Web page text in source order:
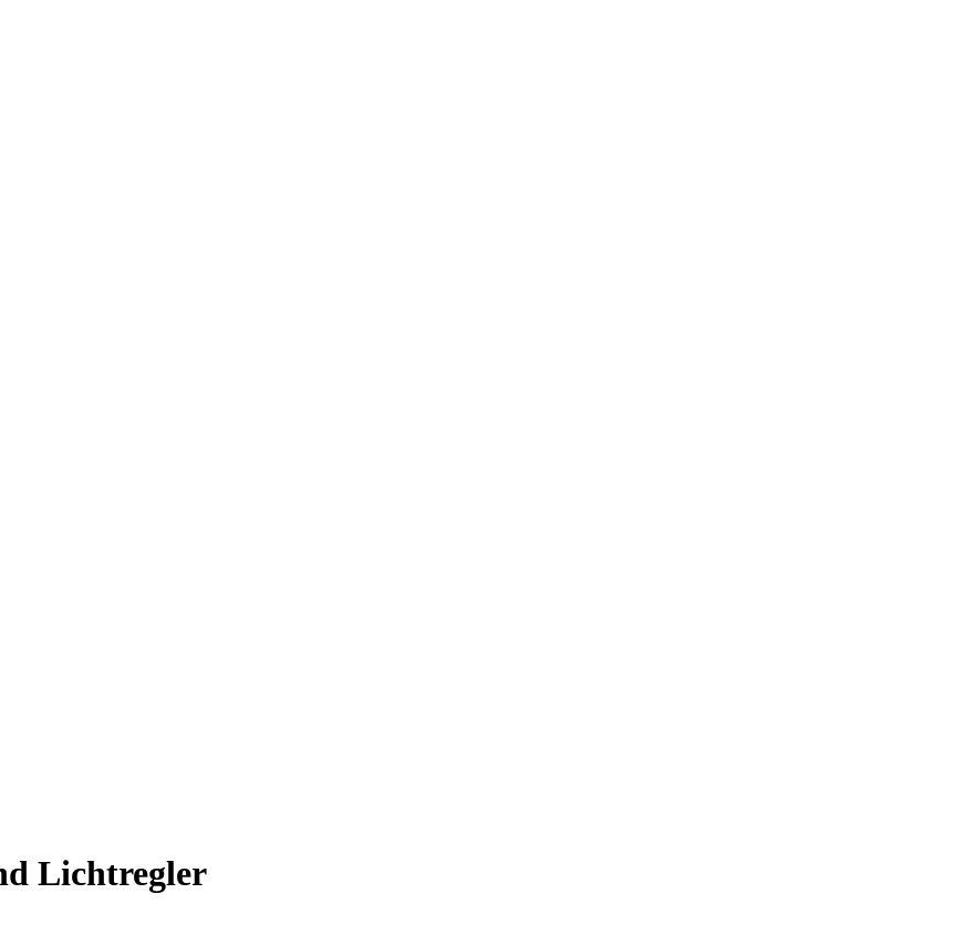
Lichtregler